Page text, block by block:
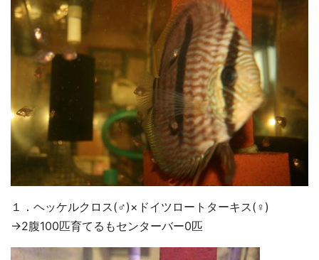
１．ヘッケルクロス(♂)×ドイツロートターキス(♀)
→2腹100匹育てるもセンターバー0匹